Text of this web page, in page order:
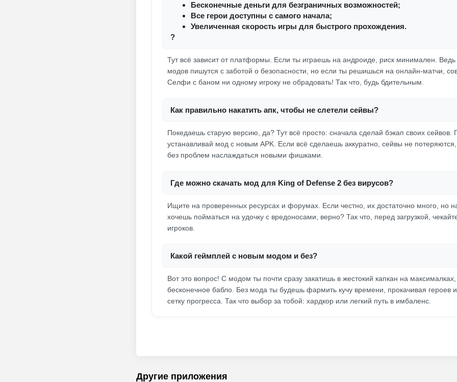
Бесконечные деньги для безграничных возможностей;
Все герои доступны с самого начала;
Увеличенная скорость игры для быстрого прохождения.
?
Тут всё зависит от платформы. Если ты играешь на андроиде, риск минимален.
модов пишутся с заботой о безопасности, но если ты решишься на онлайн-матчи,
Селфи с баном ни одному игроку не обрадовать! Так что, будь бдительным.
Как правильно накатить апк, чтобы не слетели сейвы?
Покедаешь старую версию, да? Тут всё просто: сначала сделай бэкап своих сейвов.
устанавливай мод с новым APK. Если всё сделаешь аккуратно, сейвы не
без проблем наслаждаться новыми фишками.
Где можно скачать мод для King of Defense 2 без вирусов?
Ищите на проверенных ресурсах и форумах. Если честно, их достаточно много, но
хочешь пойматься на удочку с вредоносами, верно? Так что, перед загрузкой,
игроков.
Какой геймплей с новым модом и без?
Вот это вопрос! С модом ты почти сразу закатишь в жестокий капкан на
бесконечное бабло. Без мода ты будешь фармить кучу времени, прокачивая героев
сетку прогресса. Так что выбор за тобой: хардкор или легкий путь в имбаленс.
Другие приложения